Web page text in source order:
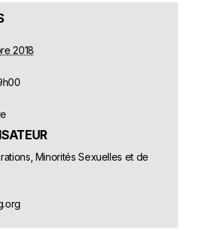
2018
Minorités Sexuelles et de